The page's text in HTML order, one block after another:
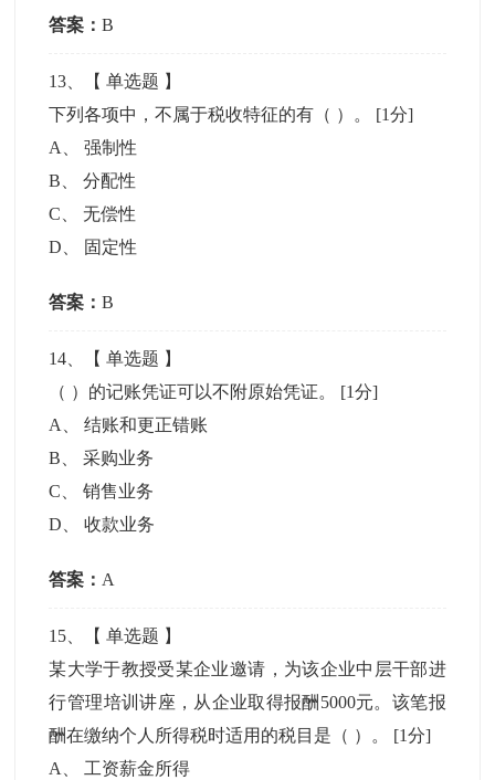
答案：B
13 、【单选题 】
下列各项中，不属于税收特征的有（ ）。 [1分]
A
、强制性
B 、分配性
C 、无偿性
D
固定性
答案：B
14 、【单选题 】
（ ）的记账凭证可以不附原始凭证。 [1分]
A
、结账和更正错账
B 、采购业务
C 、销售业务
D 、收款业务
答案： A
15 、【单选题 】
某大学于教授受某企业邀请，为该企业中层干部进
行管理培训讲座，从企业取得报酬5000元。该笔报
酬在缴纳个人所得税时适用的税目是（ ）。 [1分]
A
工资薪金所得